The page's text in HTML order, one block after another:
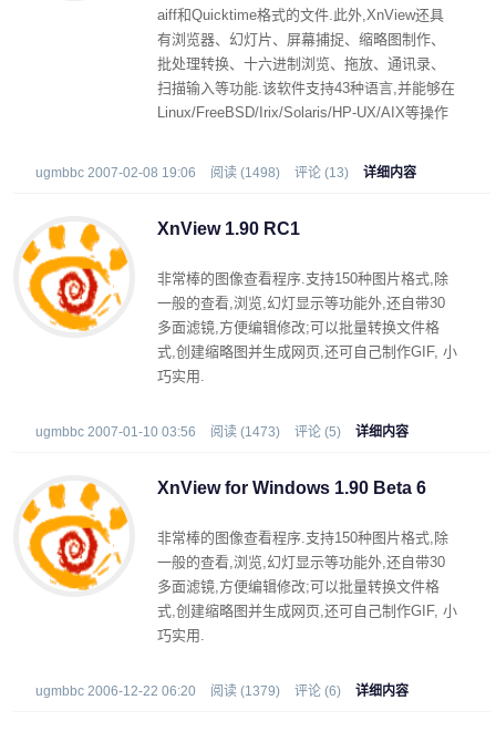
aiff和Quicktime格式的文件.此外,XnView还具
有浏览器、幻灯片、屏幕捕捉、缩略图制作、
批处理转换、十六进制浏览、拖放、通讯录、
扫描输入等功能.该软件支持43种语言,并能够在
Linux/FreeBSD/Irix/Solaris/HP-UX/AIX等操作
ugmbbc 2007-02-08 19:06 阅读 (1498) 评论 (13) 详细内容
XnView 1.90 RC1
非常棒的图像查看程序.支持150种图片格式,除
一般的查看,浏览,幻灯显示等功能外,还自带30
多面滤镜,方便编辑修改;可以批量转换文件格
式,创建缩略图并生成网页,还可自己制作GIF, 小
巧实用.
ugmbbc 2007-01-10 03:56 阅读 (1473) 评论 (5) 详细内容
XnView for Windows 1.90 Beta 6
非常棒的图像查看程序.支持150种图片格式,除
一般的查看,浏览,幻灯显示等功能外,还自带30
多面滤镜,方便编辑修改;可以批量转换文件格
式,创建缩略图并生成网页,还可自己制作GIF, 小
巧实用.
ugmbbc 2006-12-22 06:20 阅读 (1379) 评论 (6) 详细内容